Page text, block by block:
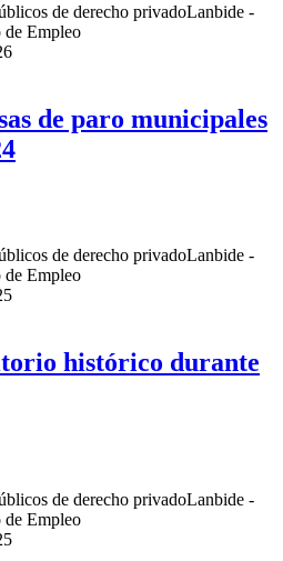
de derecho privadoLanbide -
de Empleo
de paro municipales
de derecho privadoLanbide -
de Empleo
histórico durante
de derecho privadoLanbide -
de Empleo